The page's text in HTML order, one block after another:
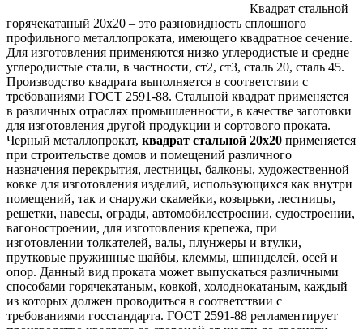
Квадрат стальной
горячекатаный 20х20 – это разновидность сплошного
профильного металлопроката, имеющего квадратное сечение.
Для изготовления применяются низко углеродистые и средне
углеродистые стали, в частности, ст2, ст3, сталь 20, сталь 45.
Производство квадрата выполняется в соответствии с
требованиями ГОСТ 2591-88. Стальной квадрат применяется
в различных отраслях промышленности, в качестве заготовки
для изготовления другой продукции и сортового проката.
Черный металлопрокат, квадрат стальной 20х20 применяется
при строительстве домов и помещений различного
назначения перекрытия, лестницы, балконы, художественной
ковке для изготовления изделий, использующихся как внутри
помещений, так и снаружи скамейки, козырьки, лестницы,
решетки, навесы, ограды, автомобилестроении, судостроении,
вагоностроении, для изготовления крепежа, при
изготовлении толкателей, валы, плунжеры и втулки,
прутковые пружинные шайбы, клеммы, шпинделей, осей и
опор. Данный вид проката может выпускаться различными
способами горячекатаным, ковкой, холоднокатаным, каждый
из которых должен проводиться в соответствии с
требованиями госстандарта. ГОСТ 2591-88 регламентирует